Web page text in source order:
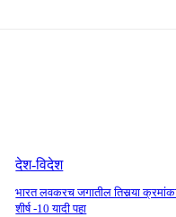
देश-विदेश
भारत लवकरच जगातील तिसर्‍या
शीर्ष -10 यादी पहा